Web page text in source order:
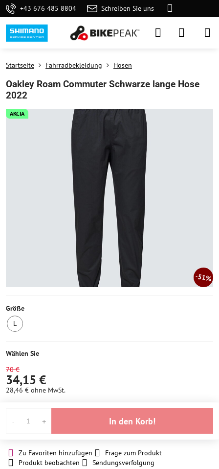
+43 676 485 8804 Schreiben Sie uns
AKCIA
51%
Startseite Fahrradbekleidung Hosen
Oakley Roam Commuter Schwarze lange Hose
2022
Größe
L
auf
Wählen Sie
70 €
34,15 €
28,46 € ohne MwSt.
In den Korb!
Zu Favoriten hinzufügen
Frage zum Produkt
Produkt beobachten
Sendungsverfolgung